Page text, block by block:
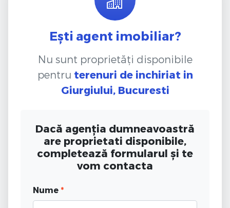
Ești agent imobiliar?
Nu sunt proprietăți disponibile
pentru terenuri de inchiriat in
Giurgiului, Bucuresti
Dacă agenția dumneavoastră
are proprietati disponibile,
completează formularul și te
vom contacta
Nume *